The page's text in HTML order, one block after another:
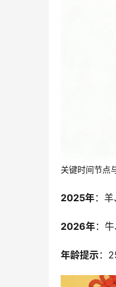
关键时间节点
2025年：
2026年：
年龄提示：